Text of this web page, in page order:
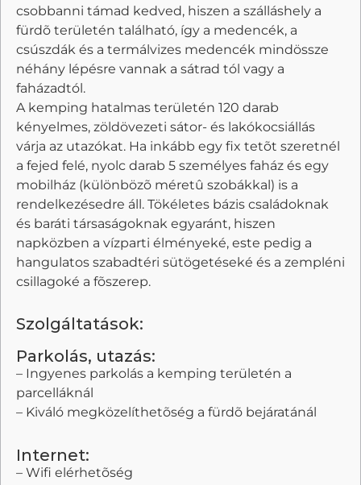
csobbanni támad kedved, hiszen a szálláshely a
fürdõ területén található, így a medencék, a
csúszdák és a termálvizes medencék mindössze
néhány lépésre vannak a sátrad tól vagy a
faházadtól.
A kemping hatalmas területén 120 darab
kényelmes, zöldövezeti sátor- és lakókocsiállás
várja az utazókat. Ha inkább egy fix tetõt szeretnél
a fejed felé, nyolc darab 5 személyes faház és egy
mobilház (különbözõ méretû szobákkal) is a
rendelkezésedre áll. Tökéletes bázis családoknak
és baráti társaságoknak egyaránt, hiszen
napközben a vízparti élményeké, este pedig a
hangulatos szabadtéri sütögetéseké és a zempléni
csillagoké a fõszerep.
Szolgáltatások:
Parkolás, utazás:
– Ingyenes parkolás a kemping területén a
parcelláknál
– Kiváló megközelíthetõség a fürdõ bejáratánál
Internet:
– Wifi elérhetõség